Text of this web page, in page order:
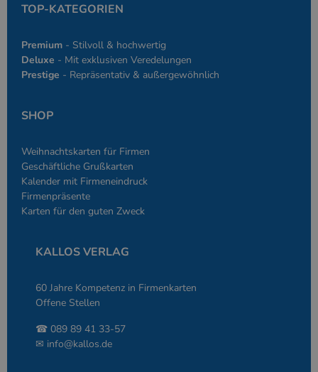
TOP-KATEGORIEN
Premium - Stilvoll & hochwertig
Deluxe - Mit exklusiven Veredelungen
Prestige - Repräsentativ & außergewöhnlich
SHOP
Weihnachtskarten für Firmen
Geschäftliche Grußkarten
Kalender mit Firmeneindruck
Firmenpräsente
Karten für den guten Zweck
KALLOS VERLAG
60 Jahre Kompetenz in Firmenkarten
Offene Stellen
☎ 089 89 41 33-57
✉ info@kallos.de